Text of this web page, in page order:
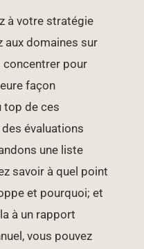
à votre stratégie
aux domaines sur
concentrer pour
façon
top de ces
évaluations
une liste
savoir à quel point
et pourquoi; et
à un rapport
vous pouvez